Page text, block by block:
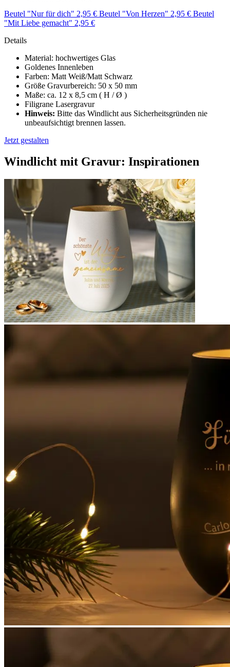
Beutel "Nur für dich" 2,95 € Beutel "Von Herzen" 2,95 € Beutel
"Mit Liebe gemacht" 2,95 €
Details
Material: hochwertiges Glas
Goldenes Innenleben
Farben: Matt Weiß/Matt Schwarz
Größe Gravurbereich: 50 x 50 mm
Maße: ca. 12 x 8,5 cm ( H / Ø )
Filigrane Lasergravur
Hinweis: Bitte das Windlicht aus Sicherheitsgründen nie
unbeaufsichtigt brennen lassen.
Jetzt gestalten
Windlicht mit Gravur: Inspirationen